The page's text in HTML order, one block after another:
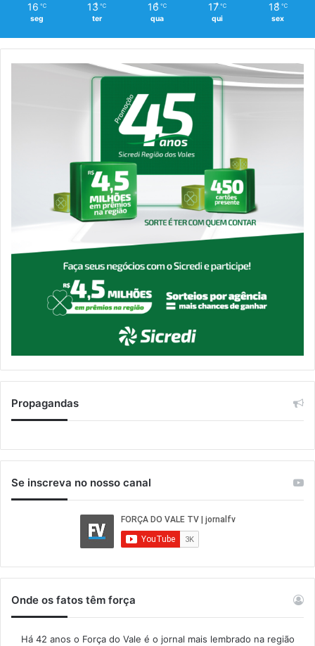
16 ℃
seg
13 ℃
ter
16 ℃
qua
17 ℃
qui
18 ℃
sex
Propagandas
Se inscreva no nosso canal
Onde os fatos têm força
Há 42 anos o Força do Vale é o jornal mais lembrado na região